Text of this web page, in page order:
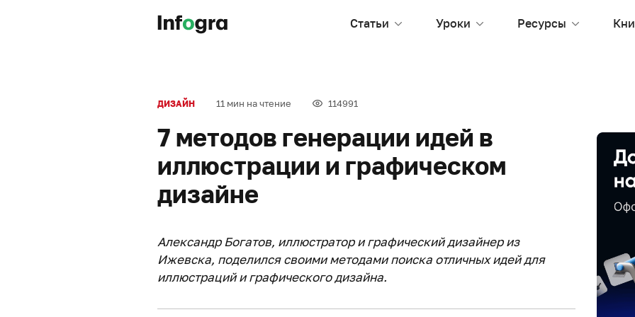
Статьи Уроки Ресурсы
ДИЗАЙН 11 мин на чтение 114991
7 методов генерации идей в
иллюстрации и графическом
дизайне
Александр Богатов, иллюстратор и графический дизайнер из
Ижевска, поделился своими методами поиска отличных идей для
иллюстраций и графического дизайна.